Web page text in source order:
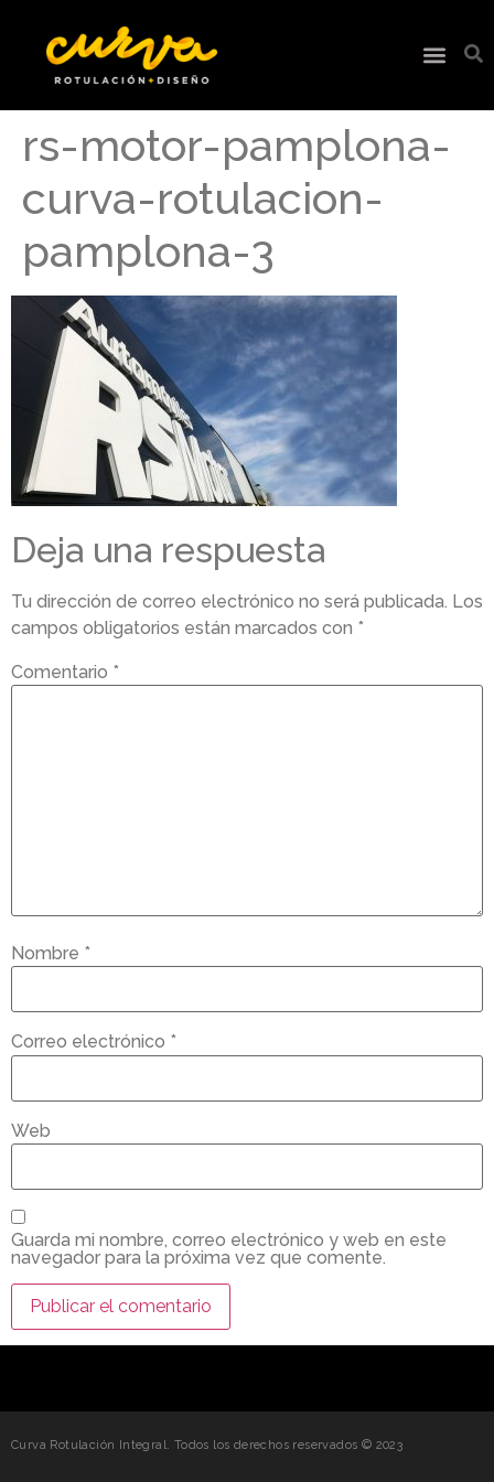
rs-motor-pamplona-
curva-rotulacion-
pamplona-3
Deja una respuesta
Tu dirección de correo electrónico no será publicada. Los
campos obligatorios están marcados con *
Comentario *
Nombre *
Correo electrónico *
Web
Guarda mi nombre, correo electrónico y web en este
navegador para la próxima vez que comente.
Curva Rotulación Integral. Todos los derechos reservados © 2023